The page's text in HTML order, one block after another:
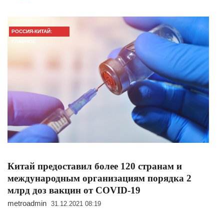
РОССИЯ-КИТАЙ:
ГЛАВНОЕ
Китай предоставил более 120 странам и
международным организациям порядка 2
млрд доз вакцин от COVID-19
metroadmin 31.12.2021 08:19